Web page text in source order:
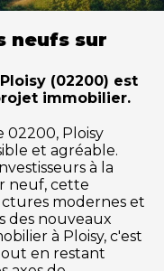
neufs sur
(02200) est
immobilier.
02200, Ploisy
et agréable.
à la
neuf, cette
modernes et
des nouveaux
à Ploisy, c'est
en restant